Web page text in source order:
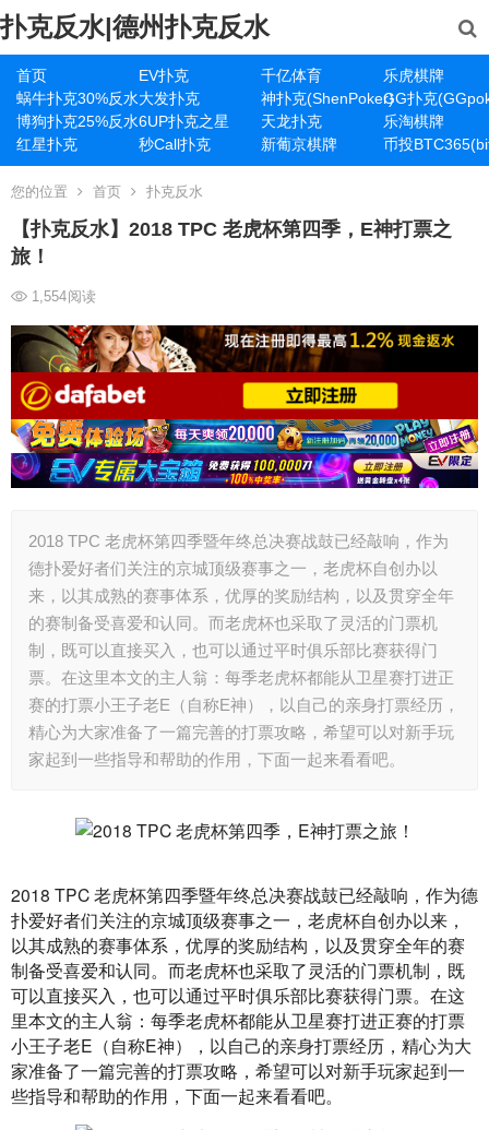
扑克反水|德州扑克反水
首页 EV扑克 千亿体育
乐虎棋牌
蜗牛扑克30%反水大发扑克 神扑克(ShenPoker)GG扑克
博狗扑克25%反水6UP扑克之星 天龙扑克
乐淘棋牌
红星扑克
秒Call扑克 新葡京棋牌 币投
您的位置 首页 扑克反水
【扑克反水】2018 TPC 老虎杯第四季，E神打票之
旅！
1,554阅读
2018 TPC 老虎杯第四季暨年终总决赛战鼓已经敲响，作为
德扑爱好者们关注的京城顶级赛事之一，老虎杯自创办以
来，以其成熟的赛事体系，优厚的奖励结构，以及贯穿全年
的赛制备受喜爱和认同。而老虎杯也采取了灵活的门票机
制，既可以直接买入，也可以通过平时俱乐部比赛获得门
票。在这里本文的主人翁：每季老虎杯都能从卫星赛打进正
赛的打票小王子老E（自称E神），以自己的亲身打票经历，
精心为大家准备了一篇完善的打票攻略，希望可以对新手玩
家起到一些指导和帮助的作用，下面一起来看看吧。
2018 TPC 老虎杯第四季暨年终总决赛战鼓已经敲响，作为德
扑爱好者们关注的京城顶级赛事之一，老虎杯自创办以来，
以其成熟的赛事体系，优厚的奖励结构，以及贯穿全年的赛
制备受喜爱和认同。而老虎杯也采取了灵活的门票机制，既
可以直接买入，也可以通过平时俱乐部比赛获得门票。在这
里本文的主人翁：每季老虎杯都能从卫星赛打进正赛的打票
小王子老E（自称E神），以自己的亲身打票经历，精心为大
家准备了一篇完善的打票攻略，希望可以对新手玩家起到一
些指导和帮助的作用，下面一起来看看吧。